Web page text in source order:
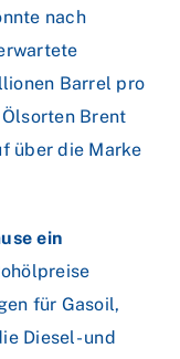
nach
Barrel pro
Brent
über die Marke
ein
für Gasoil,
Diesel- und